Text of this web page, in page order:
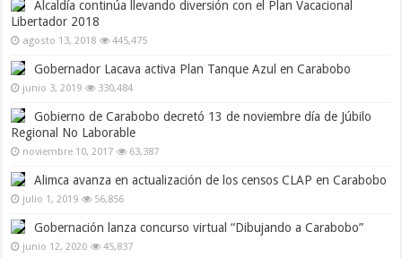
Alcaldía continúa llevando diversión con el Plan Vacacional
Libertador 2018
agosto 13, 2018 445,475
Gobernador Lacava activa Plan Tanque Azul en Carabobo
junio 3, 2019 330,484
Gobierno de Carabobo decretó 13 de noviembre día de Júbilo
Regional No Laborable
noviembre 10, 2017 63,387
Alimca avanza en actualización de los censos CLAP en Carabobo
julio 1, 2019 56,856
Gobernación lanza concurso virtual “Dibujando a Carabobo”
junio 12, 2020 45,837